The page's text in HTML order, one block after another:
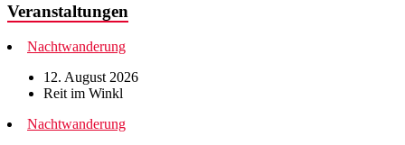
Veranstaltungen
Nachtwanderung
12. August 2026
Reit im Winkl
Nachtwanderung